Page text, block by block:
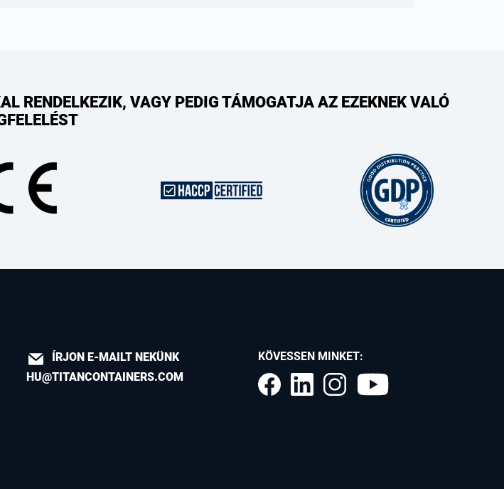
RENDELKEZIK, VAGY PEDIG TÁMOGATJA AZ EZEKNEK VALÓ
ÍRJON E-MAILT NEKÜNK
HU@TITANCONTAINERS.COM
KÖVESSEN MINKET: